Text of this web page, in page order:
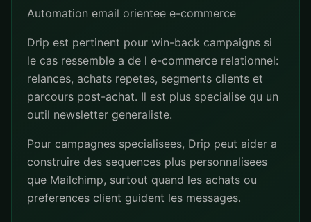
Automation email orientee e-commerce
Drip est pertinent pour win-back campaigns si
le cas ressemble a de l e-commerce relationnel:
relances, achats repetes, segments clients et
parcours post-achat. Il est plus specialise qu un
outil newsletter generaliste.
Pour campagnes specialisees, Drip peut aider a
construire des sequences plus personnalisees
que Mailchimp, surtout quand les achats ou
preferences client guident les messages.